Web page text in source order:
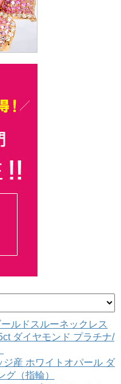
ルドスルーネックレス
ダイヤモンド プラチナ/
産 ホワイトオパール ダ
（指輪）